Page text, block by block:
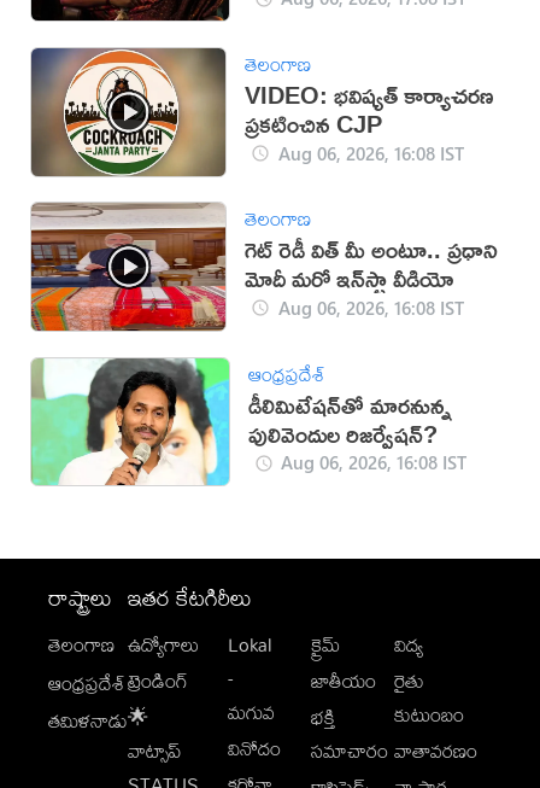
తెలంగాణ
VIDEO: భవిష్యత్ కార్యాచరణ
ప్రకటించిన CJP
Aug 06, 2026, 16:08 IST
తెలంగాణ
గెట్ రెడీ విత్ మీ అంటూ.. ప్రధాని
మోదీ మరో ఇన్‌స్టా వీడియో
Aug 06, 2026, 16:08 IST
ఆంధ్రప్రదేశ్
డీలిమిటేషన్‌తో మారనున్న
పులివెందుల రిజర్వేషన్?
Aug 06, 2026, 16:08 IST
రాష్ట్రాలు
తెలంగాణ
ఆంధ్రప్రదేశ్
తమిళనాడు
ఇతర కేటగిరీలు
ఉద్యోగాలు
ట్రెండింగ్
🌟
వాట్సాప్
Lokal
-
మగువ
వినోదం
క్రైమ్
జాతీయం
భక్తి
సమాచారం
విద్య
రైతు
కుటుంబం
వాతావరణం